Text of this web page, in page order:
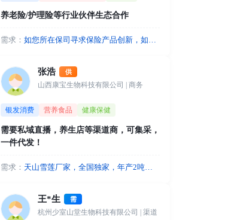
养老险/护理险等行业伙伴生态合作
需求： 如您所在保司寻求保险产品创新，如开
技产品或服务，比如外骨骼机器人/老年
痴呆专项照护等服务，可借助商保实现
张浩 供
山西康宝生物科技有限公司 | 商务
银发消费 营养食品 健康保健
需要私域直播，养生店等渠道商，可集采，
一件代发！
需求： 天山雪莲厂家，全国独家，年产2吨，
养生店等渠道商，可集采，一件代发！
王*生 需
杭州少室山堂生物科技有限公司 | 渠道